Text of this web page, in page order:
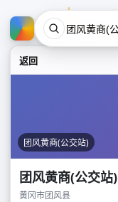
返回
团风黄商(公交站)
团风黄商(公交站)
黄冈市团风县